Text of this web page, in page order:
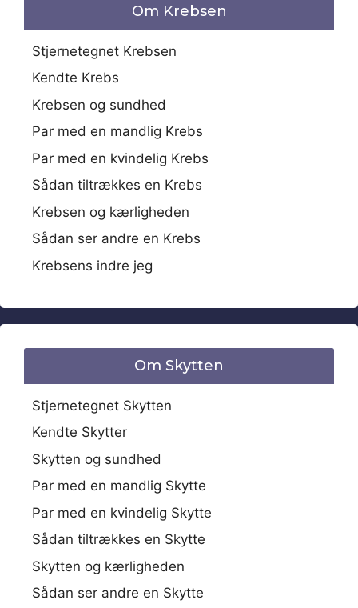
Om Krebsen
Stjernetegnet Krebsen
Kendte Krebs
Krebsen og sundhed
Par med en mandlig Krebs
Par med en kvindelig Krebs
Sådan tiltrækkes en Krebs
Krebsen og kærligheden
Sådan ser andre en Krebs
Krebsens indre jeg
Om Skytten
Stjernetegnet Skytten
Kendte Skytter
Skytten og sundhed
Par med en mandlig Skytte
Par med en kvindelig Skytte
Sådan tiltrækkes en Skytte
Skytten og kærligheden
Sådan ser andre en Skytte